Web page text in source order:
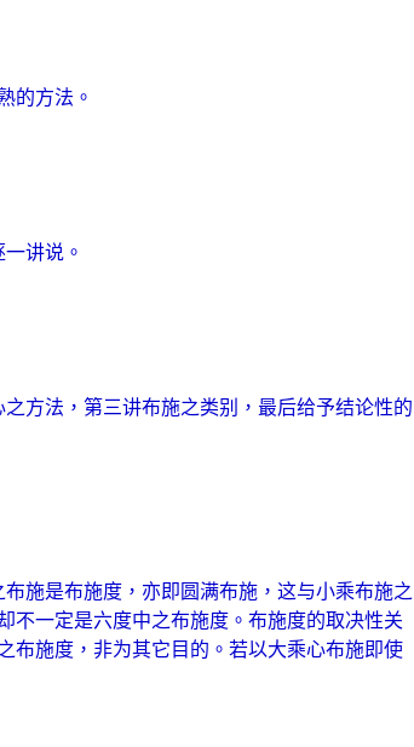
的方法。
讲说。
方法，第三讲布施之类别，最后给予结论性的
施是布施度，亦即圆满布施，这与小乘布施之
不一定是六度中之布施度。布施度的取决性关
布施度，非为其它目的。若以大乘心布施即使